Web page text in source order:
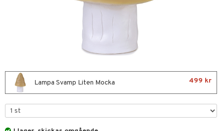
Lampa Svamp Liten Mocka 499 kr